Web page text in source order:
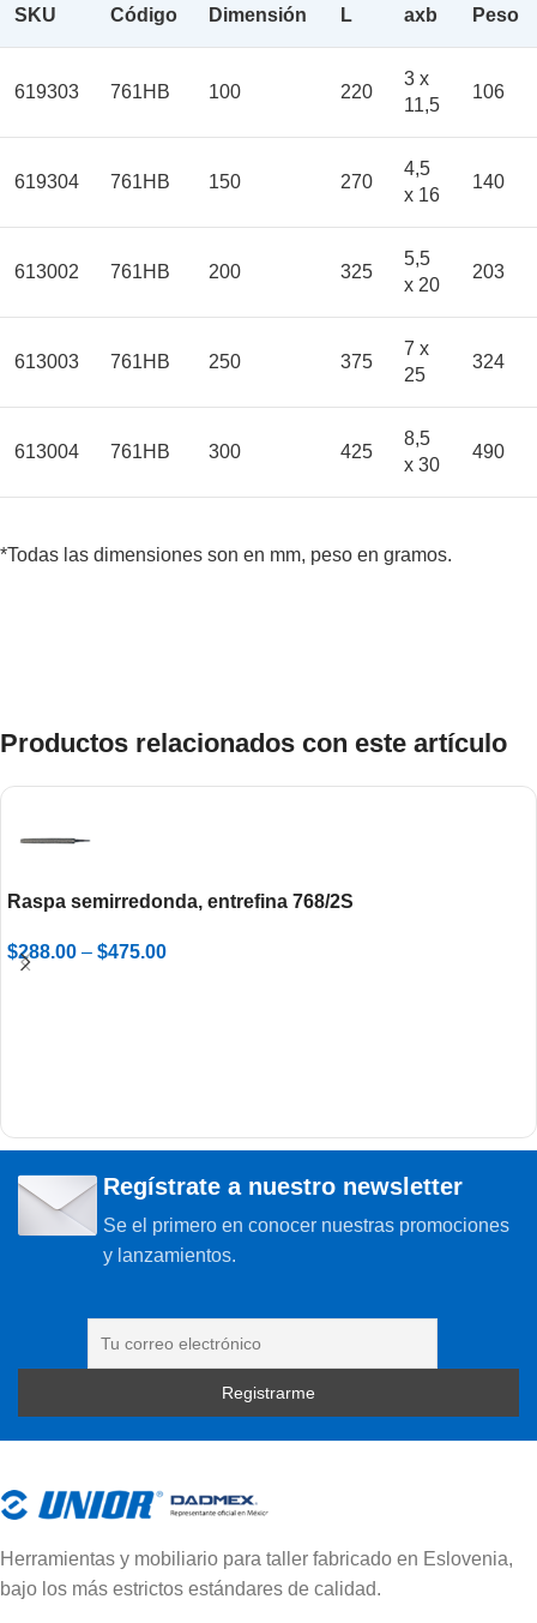
SKU Código Dimensión L axb Peso
619303 761HB 100 220
3 x
11,5
106
619304 761HB 150 270
4,5
x 16
140
613002 761HB 200 325
5,5
x 20
203
613003 761HB 250 375
7 x
25
324
613004 761HB 300 425
8,5
x 30
490
*Todas las dimensiones son en mm, peso en gramos.
Productos relacionados con este artículo
Raspa semirredonda, entrefina 768/2S
$288.00 – $475.00
Regístrate a nuestro newsletter
Se el primero en conocer nuestras promociones
y lanzamientos.
Herramientas y mobiliario para taller fabricado en Eslovenia,
bajo los más estrictos estándares de calidad.